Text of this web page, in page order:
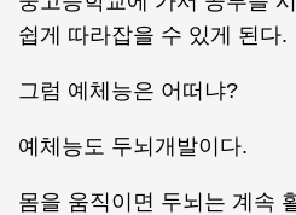
쉽게 따라잡을 수 있게 된다.
그럼 예체능은 어떠냐?
예체능도 두뇌개발이다.
몸을 움직이면 두뇌는 계속